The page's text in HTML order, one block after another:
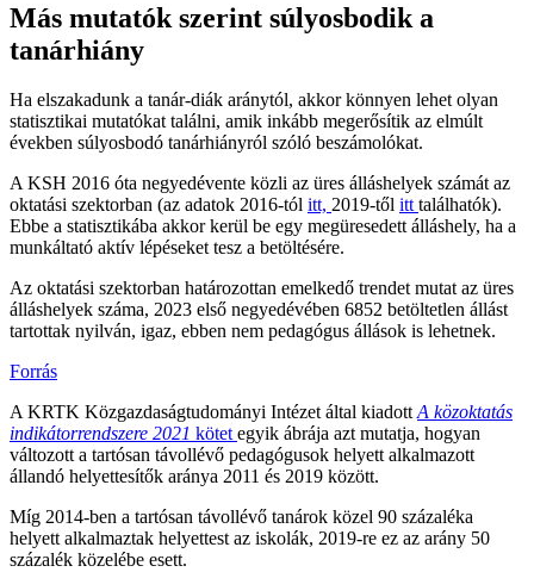
Más mutatók szerint súlyosbodik a
tanárhiány
Ha elszakadunk a tanár-diák aránytól, akkor könnyen lehet olyan
statisztikai mutatókat találni, amik inkább megerősítik az elmúlt
években súlyosbodó tanárhiányról szóló beszámolókat.
A KSH 2016 óta negyedévente közli az üres álláshelyek számát az
oktatási szektorban (az adatok 2016-tól itt, 2019-től itttalálhatók).
Ebbe a statisztikába akkor kerül be egy megüresedett álláshely, ha a
munkáltató aktív lépéseket tesz a betöltésére.
Az oktatási szektorban határozottan emelkedő trendet mutat az üres
álláshelyek száma, 2023 első negyedévében 6852 betöltetlen állást
tartottak nyilván, igaz, ebben nem pedagógus állások is lehetnek.
Forrás
A KRTK Közgazdaságtudományi Intézet által kiadottA közoktatás
indikátorrendszere 2021 kötetegyik ábrája azt mutatja, hogyan
változott a tartósan távollévő pedagógusok helyett alkalmazott
állandó helyettesítők aránya 2011 és 2019 között.
Míg 2014-ben a tartósan távollévő tanárok közel 90 százaléka
helyett alkalmaztak helyettest az iskolák, 2019-re ez az arány 50
százalék közelébe esett.